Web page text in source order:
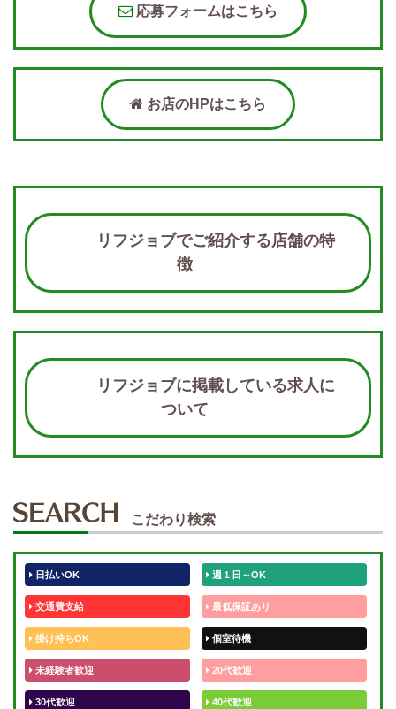
応募フォームはこちら
お店のHPはこちら
リフジョブでご紹介する店舗の特
徴
リフジョブに掲載している求人に
ついて
こだわり検索
日払いOK 週１日～OK
交通費支給 最低保証あり
掛け持ちOK 個室待機
未経験者歓迎 20代歓迎
30代歓迎 40代歓迎